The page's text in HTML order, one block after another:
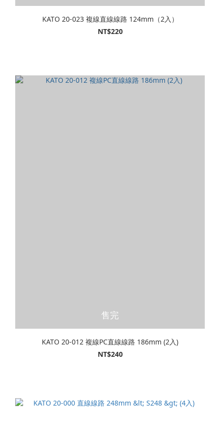
KATO 20-023 複線直線線路 124mm（2入）
NT$220
售完
KATO 20-012 複線PC直線線路 186mm (2入)
NT$240